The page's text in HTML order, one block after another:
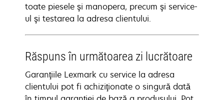
toate piesele şi manopera, precum şi service-
ul şi testarea la adresa clientului.
Răspuns în următoarea zi lucrătoare
Garanţiile Lexmark cu service la adresa
clientului pot fi achiziţionate o singură dată